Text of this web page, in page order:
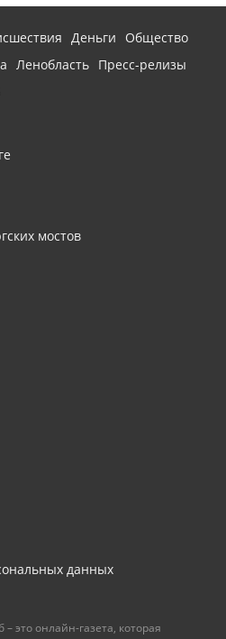
Деньги
Общество
Ленобласть Пресс-релизы
мостов
данных
это онлайн-газета, которая